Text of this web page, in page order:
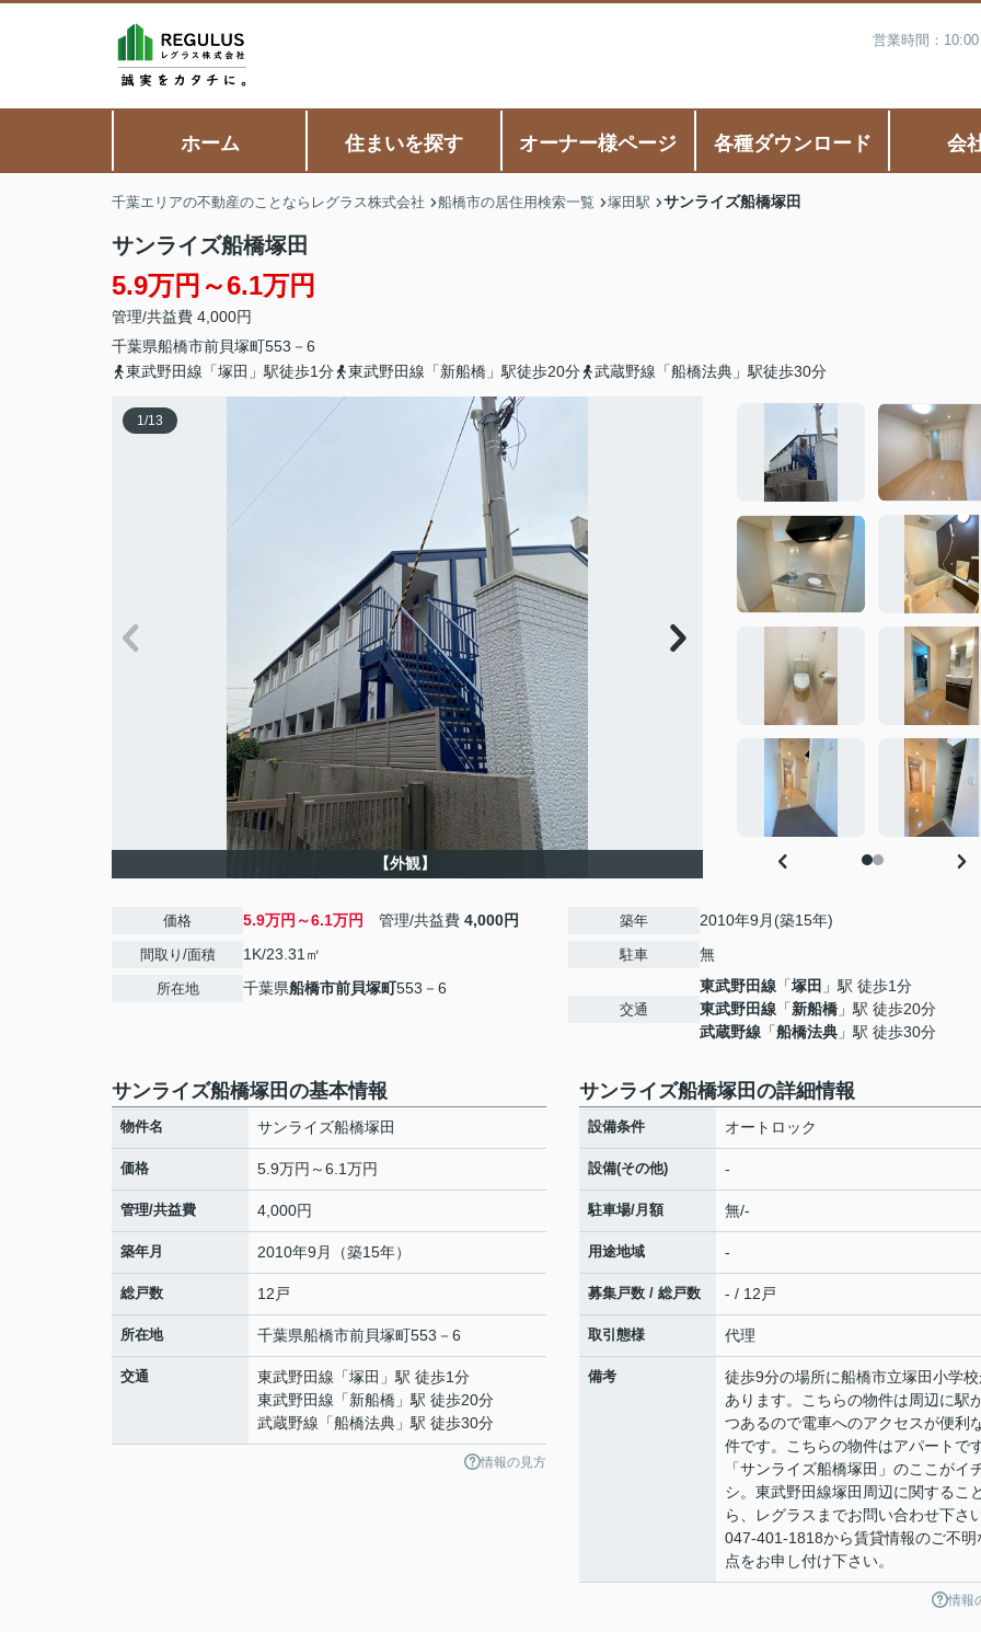
営業時間：
ホーム 住まいを探す オーナー様ページ 各種ダウンロード 会
千葉エリアの不動産のことならレグラス株式会社 船橋市の居住用検索一覧 塚田駅 サンライズ船橋塚田
サンライズ船橋塚田
5.9万円～6.1万円
管理/共益費 4,000円
千葉県船橋市前貝塚町553－6
東武野田線「塚田」駅徒歩1分
東武野田線「新船橋」駅徒歩20分 武蔵野線「船橋法典」駅徒歩30分
1/13
【外観】
価格 5.9万円～6.1万円 管理/共益費 4,000円
間取り/面積 1K/23.31㎡
所在地 千葉県船橋市前貝塚町553－6
築年 2010年9月(築15年)
駐車 無
交通
東武野田線 「塚田 」駅 徒歩1分
東武野田線 「新船橋 」駅 徒歩20分
武蔵野線 「船橋法典 」駅 徒歩30分
サンライズ船橋塚田の基本情報
物件名 サンライズ船橋塚田
価格 5.9万円～6.1万円
管理/共益費 4,000円
築年月 2010年9月（築15年）
総戸数 12戸
所在地 千葉県船橋市前貝塚町553－6
交通 東武野田線 「塚田 」駅 徒歩1分
東武野田線 「新船橋 」駅 徒歩20分
武蔵野線 「船橋法典 」駅 徒歩30分
情報の見方
サンライズ船橋塚田の詳細情報
設備条件 オートロック
設備(その他) -
駐車場/月額 無/-
用途地域 -
募集戸数 / 総戸数 - / 12戸
取引態様 代理
備考
徒歩9分の場所に船橋市立塚田小学
あります。こちらの物件は周辺に駅
つあるので電車へのアクセスが便利
件です。こちらの物件はアパートです
「サンライズ船橋塚田」のここがイ
シ。東武野田線塚田周辺に関するこ
ら、レグラスまでお問い合わせ下さい
047-401-1818から賃貸情報のご不明
点をお申し付け下さい。
情報